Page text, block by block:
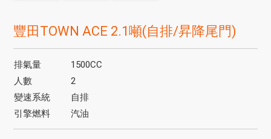
豐田TOWN ACE 2.1噸(自排/昇降尾門)
排氣量
1500CC
人數
2
變速系統
自排
引擎燃料
汽油